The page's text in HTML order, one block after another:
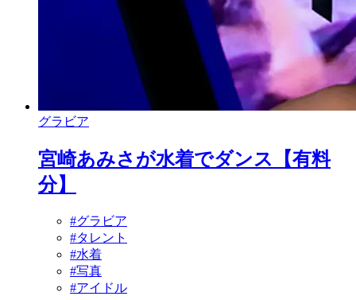
グラビア
宮崎あみさが水着でダンス【有料
分】
#グラビア
#タレント
#水着
#写真
#アイドル